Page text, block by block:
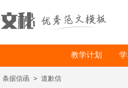
学
教学计划
条据信函 > 道歉信